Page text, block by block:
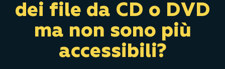
dei file da CD o DVD
ma non sono più
accessibili?